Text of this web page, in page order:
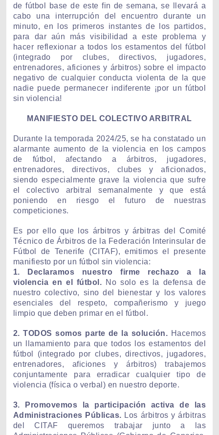
de fútbol base de este fin de semana, se llevará a
cabo una interrupción del encuentro durante un
minuto, en los primeros instantes de los partidos,
para dar aún más visibilidad a este problema y
hacer reflexionar a todos los estamentos del fútbol
(integrado por clubes, directivos, jugadores,
entrenadores, aficiones y árbitros) sobre el impacto
negativo de cualquier conducta violenta de la que
nadie puede permanecer indiferente ¡por un fútbol
sin violencia!
MANIFIESTO DEL COLECTIVO ARBITRAL
Durante la temporada 2024/25, se ha constatado un
alarmante aumento de la violencia en los campos
de fútbol, afectando a árbitros, jugadores,
entrenadores, directivos, clubes y aficionados,
siendo especialmente grave la violencia que sufre
el colectivo arbitral semanalmente y que está
poniendo en riesgo el futuro de nuestras
competiciones.
Es por ello que los árbitros y árbitras del Comité
Técnico de Árbitros de la Federación Interinsular de
Fútbol de Tenerife (CITAF), emitimos el presente
manifiesto por un fútbol sin violencia:
1. Declaramos nuestro firme rechazo a la
violencia en el fútbol. No solo es la defensa de
nuestro colectivo, sino del bienestar y los valores
esenciales del respeto, compañerismo y juego
limpio que deben primar en el fútbol.
2. TODOS somos parte de la solución. Hacemos
un llamamiento para que todos los estamentos del
fútbol (integrado por clubes, directivos, jugadores,
entrenadores, aficiones y árbitros) trabajemos
conjuntamente para erradicar cualquier tipo de
violencia (física o verbal) en nuestro deporte.
3. Promovemos la participación activa de las
Administraciones Públicas. Los árbitros y árbitras
del CITAF queremos trabajar junto a las